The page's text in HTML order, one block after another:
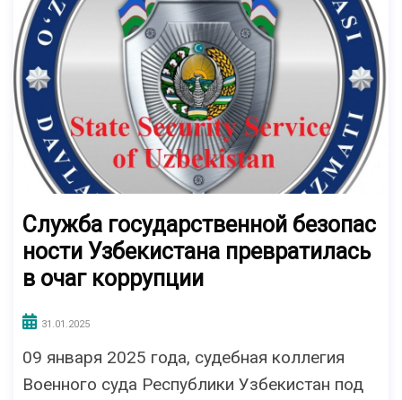
Служба государственной безопас
ности Узбекистана превратилась
в очаг коррупции
31.01.2025
09 января 2025 года, судебная коллегия
Военного суда Республики Узбекистан под